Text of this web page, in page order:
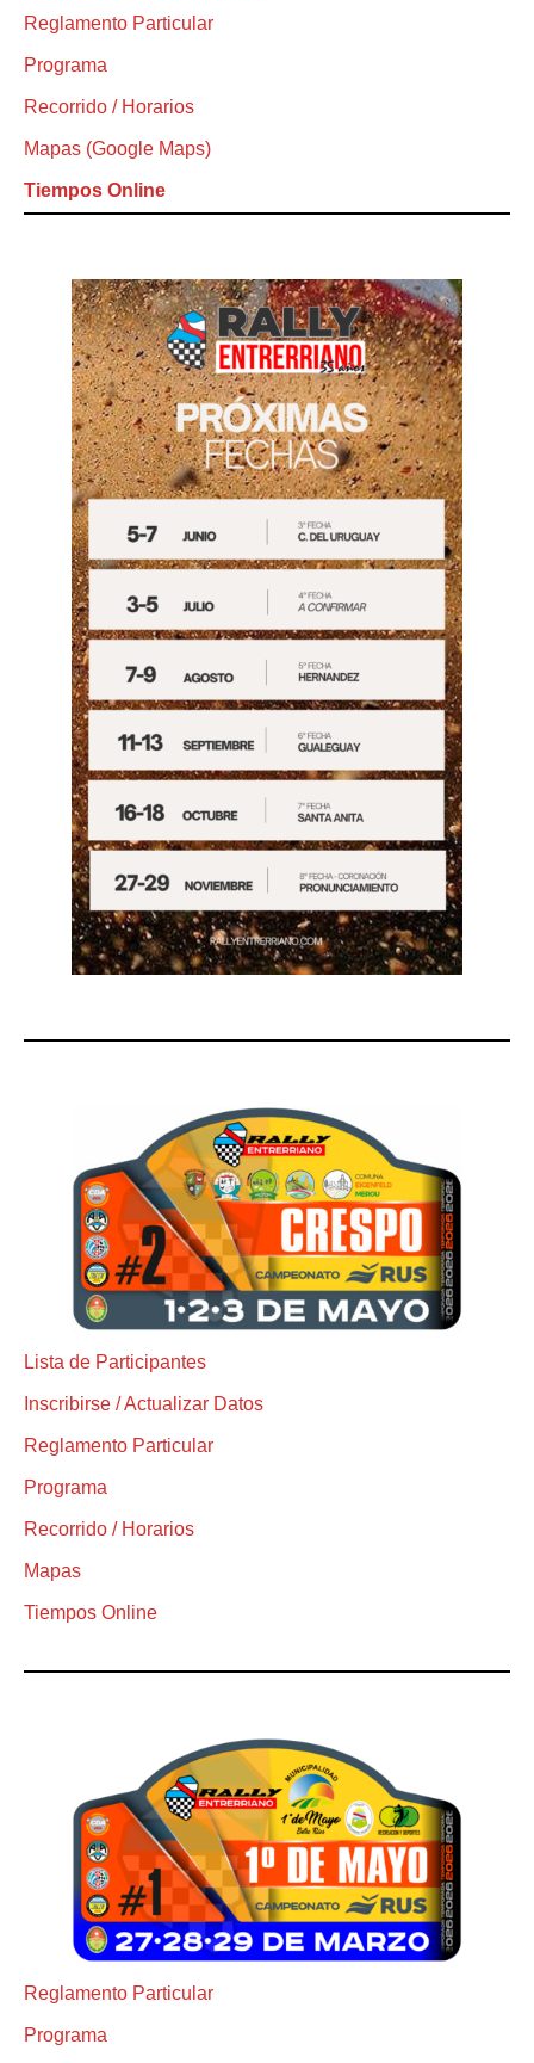
Reglamento Particular
Programa
Recorrido / Horarios
Mapas (Google Maps)
Tiempos Online
Lista de Participantes
Inscribirse / Actualizar Datos
Reglamento Particular
Programa
Recorrido / Horarios
Mapas
Tiempos Online
Reglamento Particular
Programa